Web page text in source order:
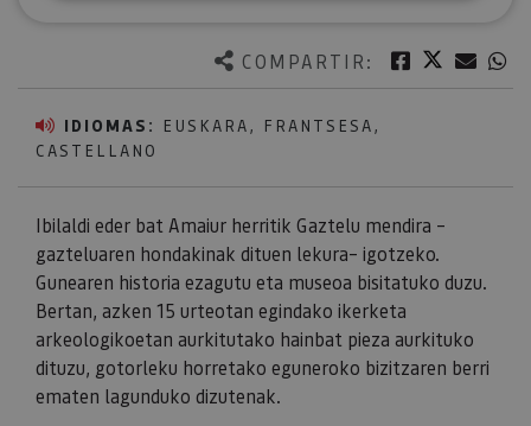
COMPARTIR: Facebook
Twitter
IDIOMAS:
EUSKARA, FRANTSESA,
CASTELLANO
Ibilaldi eder bat Amaiur herritik Gaztelu mendira –
gazteluaren hondakinak dituen lekura– igotzeko.
Gunearen historia ezagutu eta museoa bisitatuko duzu.
Bertan, azken 15 urteotan egindako ikerketa
arkeologikoetan aurkitutako hainbat pieza aurkituko
dituzu, gotorleku horretako eguneroko bizitzaren berri
ematen lagunduko dizutenak.